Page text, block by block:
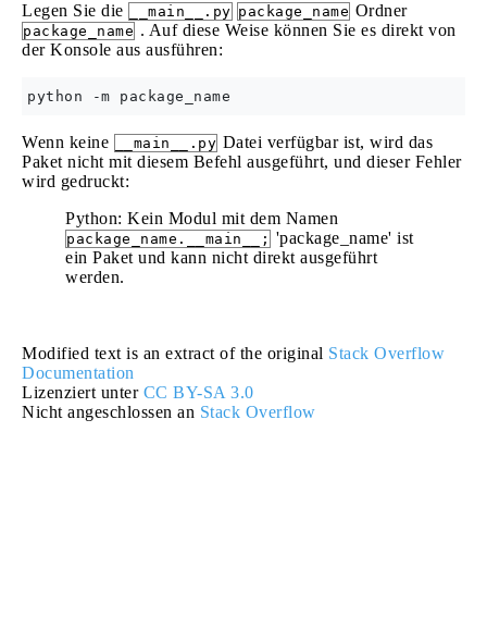
Legen Sie die __main__.py package_name Ordner
package_name . Auf diese Weise können Sie es direkt von
der Konsole aus ausführen:
Wenn keine __main__.py Datei verfügbar ist, wird das
Paket nicht mit diesem Befehl ausgeführt, und dieser Fehler
wird gedruckt:
Python: Kein Modul mit dem Namen
package_name.__main__; 'package_name' ist
ein Paket und kann nicht direkt ausgeführt
werden.
Modified text is an extract of the original Stack Overflow
Documentation
Lizenziert unter CC BY-SA 3.0
Nicht angeschlossen an Stack Overflow